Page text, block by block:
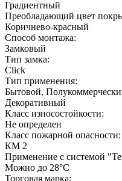
Градиентный
Преобладающий цвет
Коричнево-красный
Способ монтажа:
Замковый
Тип замка:
Click
Тип применения:
Бытовой,
Декоративный
Класс износостойкости:
Не определен
Класс пожарной опасности:
КМ 2
Применение с системой
Можно до 28°С
Торговая марка: